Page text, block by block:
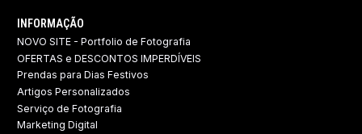
INFORMAÇÃO
NOVO SITE - Portfolio de Fotografia
OFERTAS e DESCONTOS IMPERDÍVEIS
Prendas para Dias Festivos
Artigos Personalizados
Serviço de Fotografia
Marketing Digital